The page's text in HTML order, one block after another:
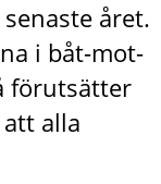
året.
i båt-mot-
förutsätter
alla